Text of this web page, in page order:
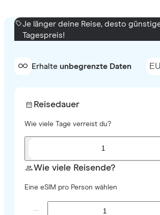
Je länger deine Reise, desto
Tagespreis!
Erhalte unbegrenzte Daten
Reisedauer
Wie viele Tage verreist du?
1
Wie viele Reisende?
Eine eSIM pro Person wählen